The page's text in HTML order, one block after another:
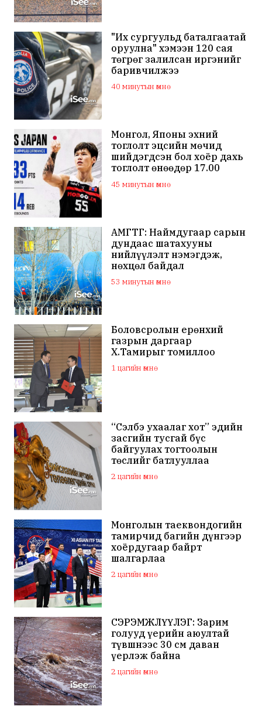
"Их сургуульд баталгаатай
оруулна" хэмээн 120 сая
төгрөг залилсан иргэнийг
баривчилжээ
40 минутын өмнө
Монгол, Японы эхний
тоглолт эцсийн мөчид
шийдэгдсэн бол хоёр дахь
тоглолт өнөөдөр 17.00
цагаас эхэлнэ
45 минутын өмнө
АМГТГ: Наймдугаар сарын
дундаас шатахууны
нийлүүлэлт нэмэгдэж,
нөхцөл байдал
тогтворжино
53 минутын өмнө
Боловсролын ерөнхий
газрын даргаар
Х.Тамирыг томиллоо
1 цагийн өмнө
“Сэлбэ ухаалаг хот” эдийн
засгийн тусгай бүс
байгуулах тогтоолын
төслийг батлууллаа
2 цагийн өмнө
Монголын таеквондогийн
тамирчид багийн дүнгээр
хоёрдугаар байрт
шалгарлаа
2 цагийн өмнө
СЭРЭМЖЛҮҮЛЭГ: Зарим
голууд үерийн аюултай
түвшнээс 30 см даван
үерлэж байна
2 цагийн өмнө